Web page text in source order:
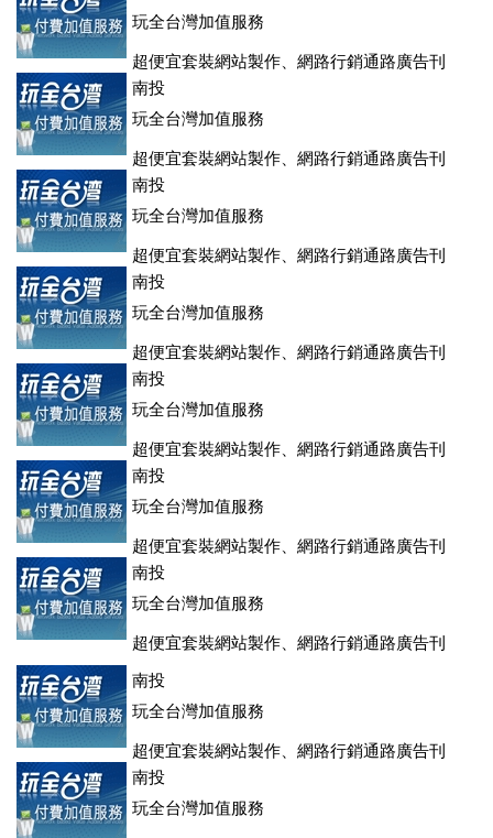
玩全台灣加值服務
超便宜套裝網站製作、網路行銷通路廣告刊
登、訂房系統、客房委託旅行社銷售，全面優惠中....
南投
玩全台灣加值服務
超便宜套裝網站製作、網路行銷通路廣告刊
登、訂房系統、客房委託旅行社銷售，全面優惠中....
南投
玩全台灣加值服務
超便宜套裝網站製作、網路行銷通路廣告刊
登、訂房系統、客房委託旅行社銷售，全面優惠中....
南投
玩全台灣加值服務
超便宜套裝網站製作、網路行銷通路廣告刊
登、訂房系統、客房委託旅行社銷售，全面優惠中....
南投
玩全台灣加值服務
超便宜套裝網站製作、網路行銷通路廣告刊
登、訂房系統、客房委託旅行社銷售，全面優惠中....
南投
玩全台灣加值服務
超便宜套裝網站製作、網路行銷通路廣告刊
登、訂房系統、客房委託旅行社銷售，全面優惠中....
南投
玩全台灣加值服務
超便宜套裝網站製作、網路行銷通路廣告刊
登、訂房系統、客房委託旅行社銷售，全面優惠中....
南投
玩全台灣加值服務
超便宜套裝網站製作、網路行銷通路廣告刊
登、訂房系統、客房委託旅行社銷售，全面優惠中....
南投
玩全台灣加值服務